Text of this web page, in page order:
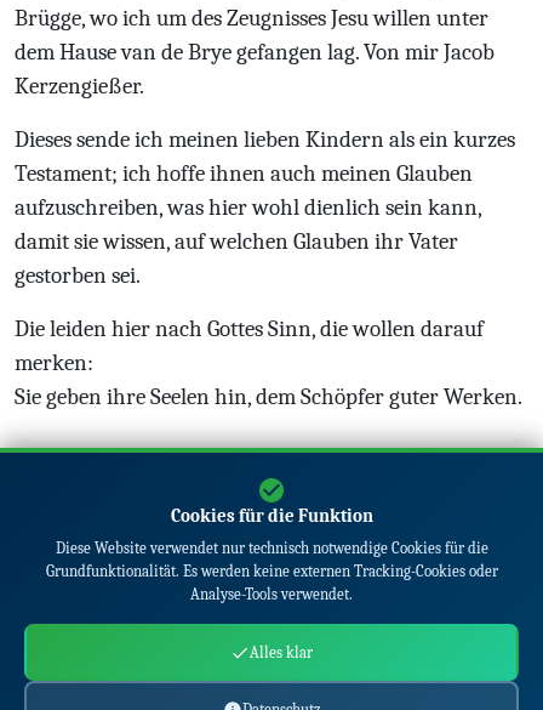
Brügge, wo ich um des Zeugnisses Jesu willen unter
dem Hause van de Brye gefangen lag. Von mir Jacob
Kerzengießer.
Dieses sende ich meinen lieben Kindern als ein kurzes
Testament; ich hoffe ihnen auch meinen Glauben
aufzuschreiben, was hier wohl dienlich sein kann,
damit sie wissen, auf welchen Glauben ihr Vater
gestorben sei.
Die leiden hier nach Gottes Sinn, die wollen darauf
merken:
Sie geben ihre Seelen hin, dem Schöpfer guter Werken.
www.maertyrerspiegel.de
Datenschutz
Cookies für die Funktion
Diese Website verwendet nur technisch notwendige Cookies für die
Grundfunktionalität. Es werden keine externen Tracking-Cookies oder
Analyse-Tools verwendet.
Alles klar